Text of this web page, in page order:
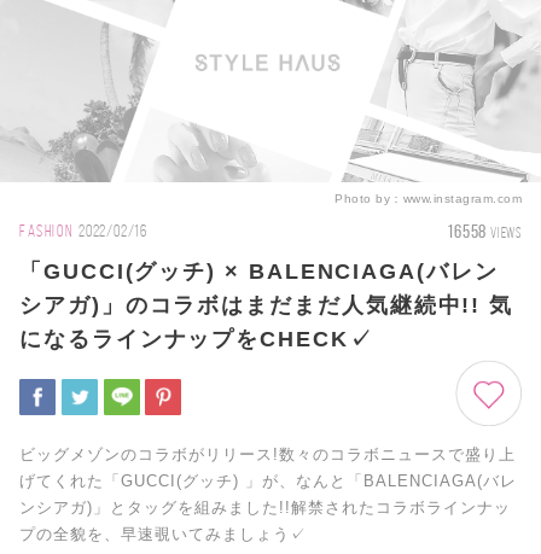
Photo by： www.instagram.com
FASHION 2022/02/16 16558 VIEWS
「GUCCI(グッチ) × BALENCIAGA(バレン
シアガ)」のコラボはまだまだ人気継続中!! 気
になるラインナップをCHECK✓
ビッグメゾンのコラボがリリース!数々のコラボニュースで盛り上
げてくれた「GUCCI(グッチ) 」が、なんと「BALENCIAGA(バレ
ンシアガ)」とタッグを組みました!!解禁されたコラボラインナッ
プの全貌を、早速覗いてみましょう✓